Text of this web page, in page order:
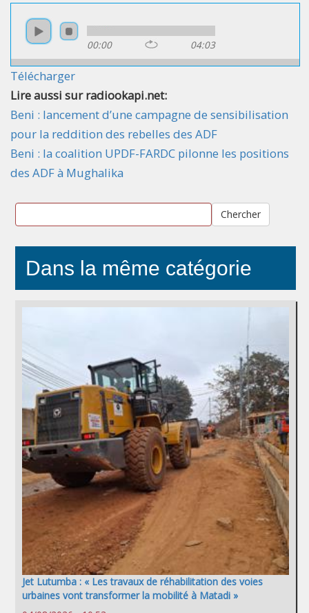
00:00 04:03
Télécharger
Lire aussi sur radiookapi.net:
Beni : lancement d’une campagne de sensibilisation
pour la reddition des rebelles des ADF
Beni : la coalition UPDF-FARDC pilonne les positions
des ADF à Mughalika
Chercher
Dans la même catégorie
Jet Lutumba : « Les travaux de réhabilitation des voies
urbaines vont transformer la mobilité à Matadi »